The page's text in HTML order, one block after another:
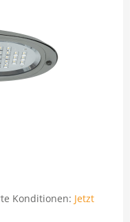
Konditionen: Jetzt